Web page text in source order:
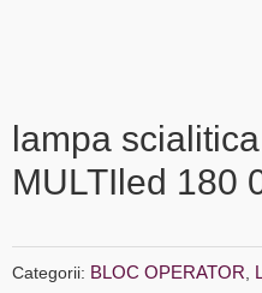
lampa
MULTIled 180
Categorii: BLOC OPERATOR,